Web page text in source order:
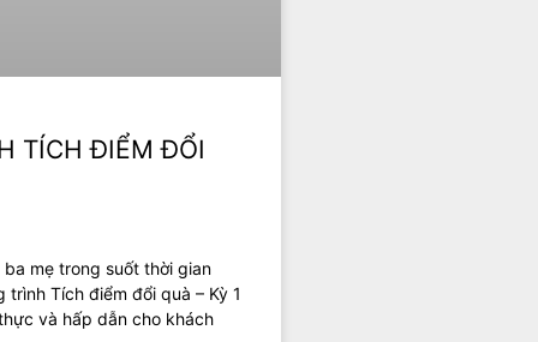
TÍCH ĐIỂM ĐỔI
mẹ trong suốt thời gian
Tích điểm đổi quà – Kỳ 1
và hấp dẫn cho khách